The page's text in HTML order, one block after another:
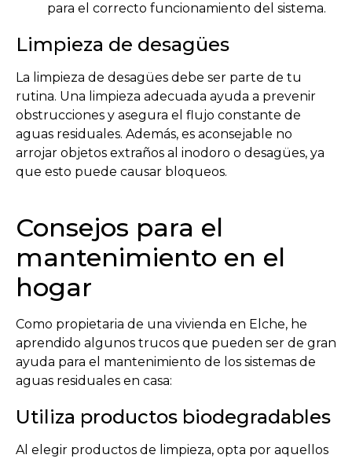
para el correcto funcionamiento del sistema.
Limpieza de desagües
La limpieza de desagües debe ser parte de tu
rutina. Una limpieza adecuada ayuda a prevenir
obstrucciones y asegura el flujo constante de
aguas residuales. Además, es aconsejable no
arrojar objetos extraños al inodoro o desagües, ya
que esto puede causar bloqueos.
Consejos para el
mantenimiento en el
hogar
Como propietaria de una vivienda en Elche, he
aprendido algunos trucos que pueden ser de gran
ayuda para el mantenimiento de los sistemas de
aguas residuales en casa:
Utiliza productos biodegradables
Al elegir productos de limpieza, opta por aquellos